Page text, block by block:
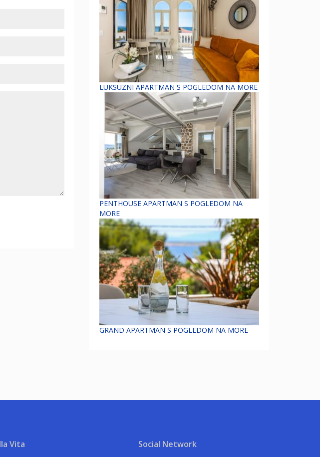
LUKSUZNI APARTMAN S POGLEDOM NA MORE
PENTHOUSE APARTMAN S POGLEDOM NA
MORE
GRAND APARTMAN S POGLEDOM NA MORE
Vita Social Network